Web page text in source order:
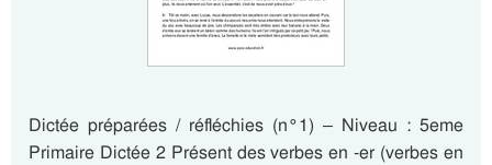
Dictée préparées / réfléchies (n°1) – Niveau : 5eme
Primaire Dictée 2 Présent des verbes en -er (verbes en